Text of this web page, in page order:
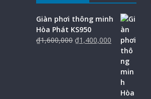
Giàn phơi thông minh
Hòa Phát KS950
₫1,600,000 ₫1,400,000